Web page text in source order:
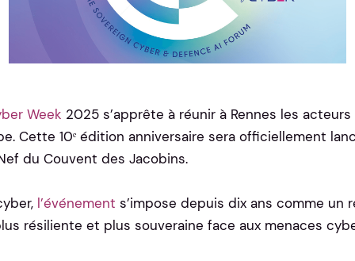
Week 2025 s’apprête à réunir à Rennes les
Cette 10ᵉ édition anniversaire sera officiellement
du Couvent des Jacobins.
l’événement s’impose depuis dix ans comme
résiliente et plus souveraine face aux menaces